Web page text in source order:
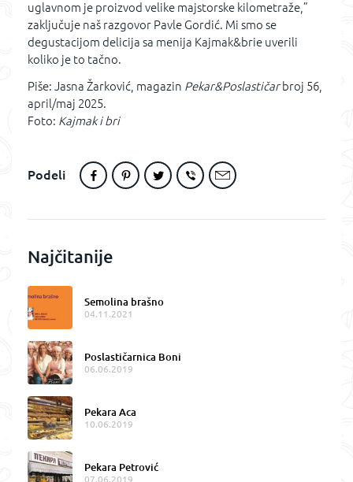
uglavnom je proizvod velike majstorske kilometraže,”
zaključuje naš razgovor Pavle Gordić. Mi smo se
degustacijom delicija sa menija Kajmak&brie uverili
koliko je to tačno.
Piše: Jasna Žarković, magazin Pekar&Poslastičarbroj 56,
april/maj 2025.
Foto: Kajmak i bri
Podeli
Najčitanije
Semolina brašno
04.11.2021
Poslastičarnica Boni
06.06.2019
Pekara Aca
10.06.2019
Pekara Petrović
07.06.2019